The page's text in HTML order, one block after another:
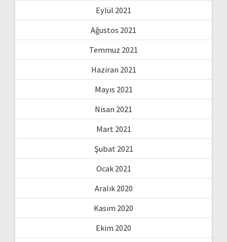
Eylül 2021
Ağustos 2021
Temmuz 2021
Haziran 2021
Mayıs 2021
Nisan 2021
Mart 2021
Şubat 2021
Ocak 2021
Aralık 2020
Kasım 2020
Ekim 2020